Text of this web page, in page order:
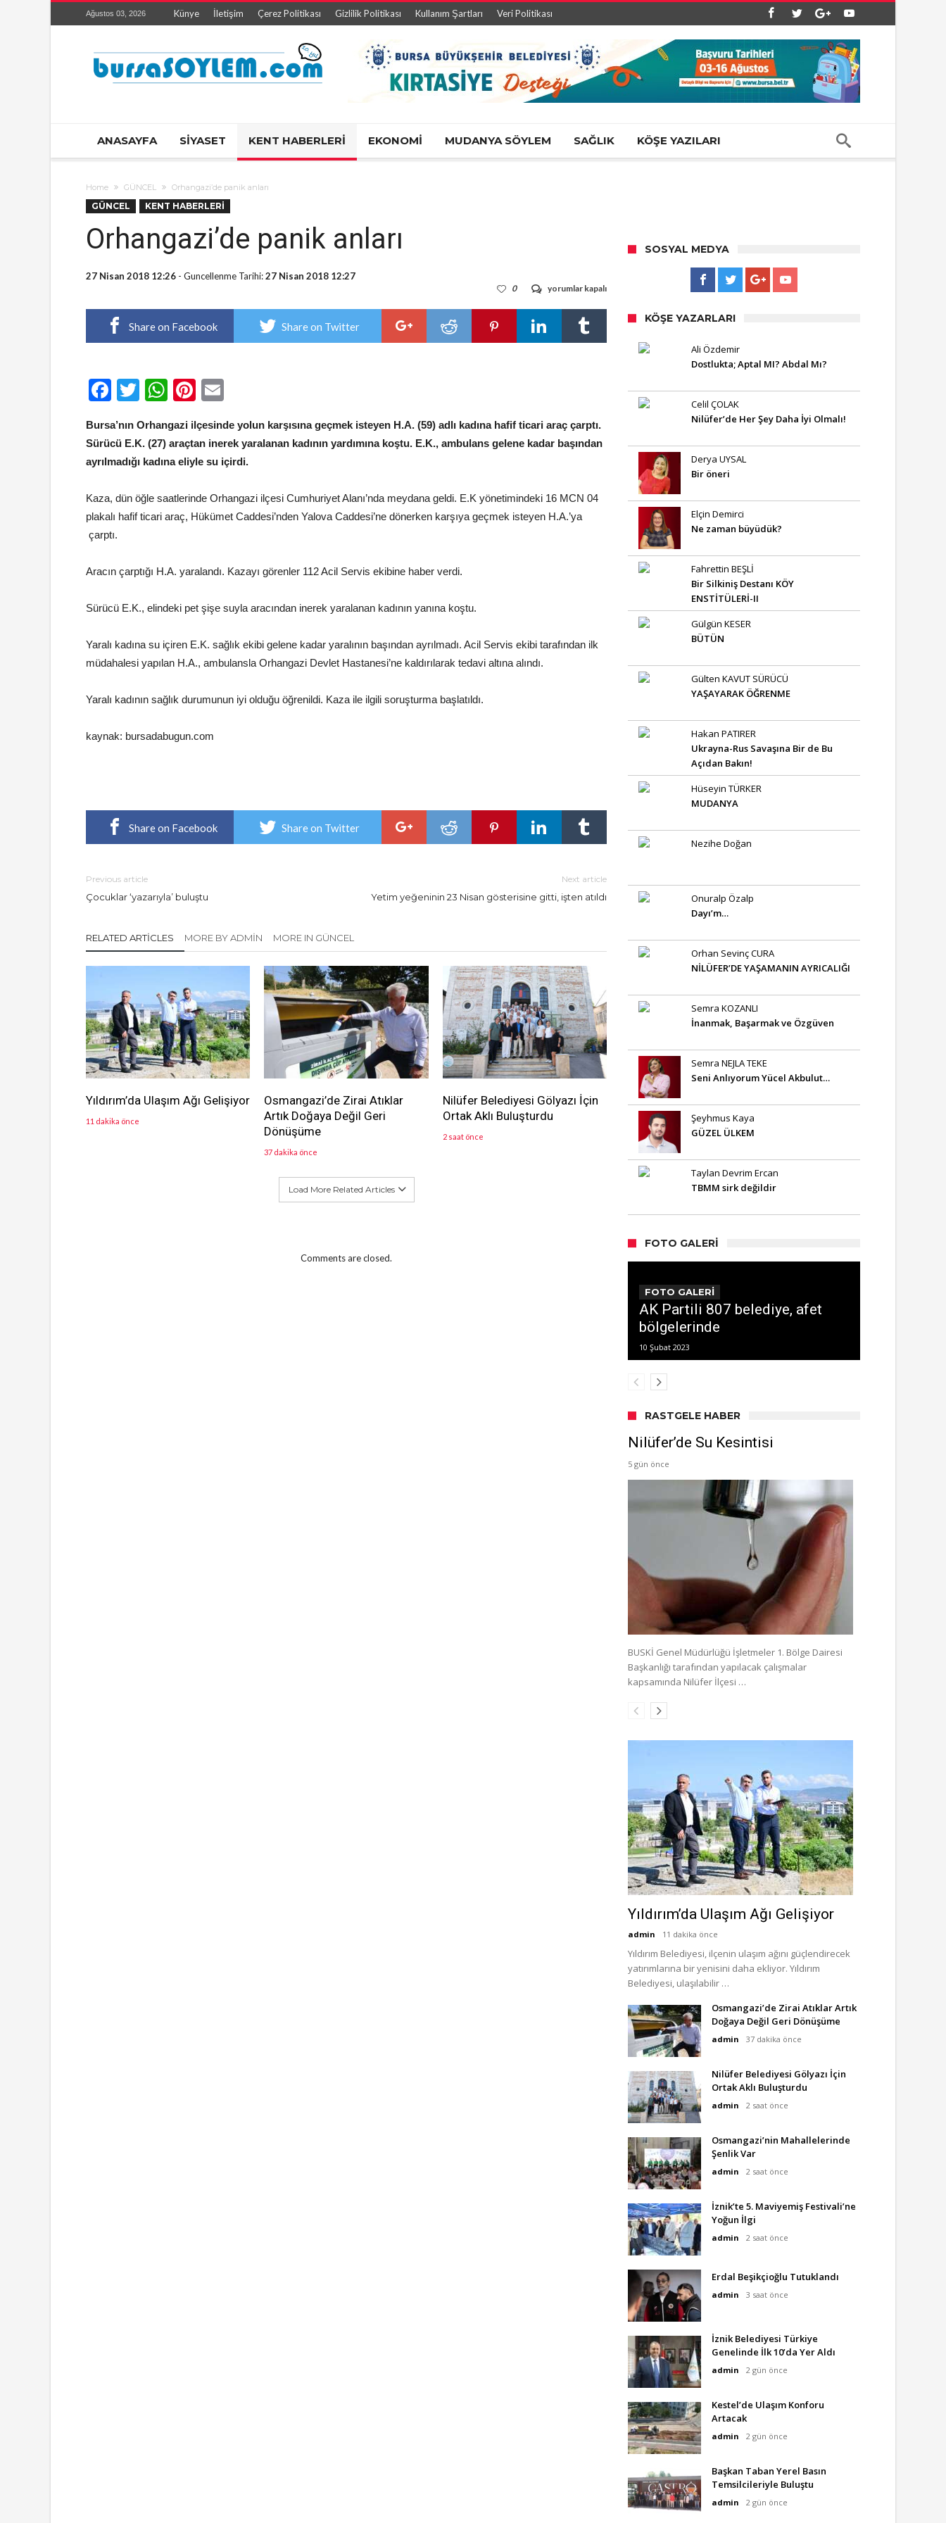
Ağustos 03, 2026 Künye İletişim Çerez Politikası Gizlilik Politikası Kullanım Şartları Veri Politikası
ANASAYFA SİYASET KENT HABERLERİ EKONOMİ MUDANYA SÖYLEM SAĞLIK KÖŞE YAZILARI
Home GÜNCEL Orhangazi’de panik anları
GÜNCEL KENT HABERLERİ
Orhangazi’de panik anları
27 Nisan 2018 12:26 - Guncellenme Tarihi:27 Nisan 2018 12:27
Orhangazi’de
anları
yorumlar kapalı
0
Share on Facebook Share on Twitter
Facebook
TwitterWhatsApp
Pinterest
Bursa’nın Orhangazi ilçesinde yolun karşısına geçmek isteyen H.A. (59) adlı kadına hafif ticari araç çarptı.
Sürücü E.K. (27) araçtan inerek yaralanan kadının yardımına koştu. E.K., ambulans gelene kadar başından
ayrılmadığı kadına eliyle su içirdi.
Kaza, dün öğle saatlerinde Orhangazi ilçesi Cumhuriyet Alanı’nda meydana geldi. E.K yönetimindeki 16 MCN 04
plakalı hafif ticari araç, Hükümet Caddesi’nden Yalova Caddesi’ne dönerken karşıya geçmek isteyen H.A.’ya
çarptı.
Aracın çarptığı H.A. yaralandı. Kazayı görenler 112 Acil Servis ekibine haber verdi.
Sürücü E.K., elindeki pet şişe suyla aracından inerek yaralanan kadının yanına koştu.
Yaralı kadına su içiren E.K. sağlık ekibi gelene kadar yaralının başından ayrılmadı. Acil Servis ekibi tarafından ilk
müdahalesi yapılan H.A., ambulansla Orhangazi Devlet Hastanesi’ne kaldırılarak tedavi altına alındı.
Yaralı kadının sağlık durumunun iyi olduğu öğrenildi. Kaza ile ilgili soruşturma başlatıldı.
kaynak: bursadabugun.com
Share on Facebook Share on Twitter
Previous article
Çocuklar ‘yazarıyla’ buluştu
Next article
Yetim yeğeninin 23 Nisan gösterisine gitti, işten atıldı
RELATED ARTICLES MORE BY ADMIN MORE IN GÜNCEL
Yıldırım’da Ulaşım Ağı Gelişiyor
11 dakika önce
Osmangazi’de Zirai Atıklar
Artık Doğaya Değil Geri
Dönüşüme
37 dakika önce
Nilüfer Belediyesi Gölyazı İçin
Ortak Aklı Buluşturdu
2 saat önce
Load More Related Articles
Comments are closed.
SOSYAL MEDYA
KÖŞE YAZARLARI
Ali Özdemir
Dostlukta; Aptal MI? Abdal Mı?
Celil ÇOLAK
Nilüfer’de Her Şey Daha İyi Olmalı!
Derya UYSAL
Bir öneri
Elçin Demirci
Ne zaman büyüdük?
Fahrettin BEŞLİ
Bir Silkiniş Destanı KÖY
ENSTİTÜLERİ-II
Gülgün KESER
BÜTÜN
Gülten KAVUT SÜRÜCÜ
YAŞAYARAK ÖĞRENME
Hakan PATIRER
Ukrayna-Rus Savaşına Bir de Bu
Açıdan Bakın!
Hüseyin TÜRKER
MUDANYA
Nezihe Doğan
Onuralp Özalp
Dayı’m…
Orhan Sevinç CURA
NİLÜFER’DE YAŞAMANIN AYRICALIĞI
Semra KOZANLI
İnanmak, Başarmak ve Özgüven
Semra NEJLA TEKE
Seni Anlıyorum Yücel Akbulut…
Şeyhmus Kaya
GÜZEL ÜLKEM
Taylan Devrim Ercan
TBMM sirk değildir
FOTO GALERI
FOTO GALERİ
AK Partili 807 belediye, afet
bölgelerinde
10 Şubat 2023
RASTGELE HABER
Nilüfer’de Su Kesintisi
5 gün önce
BUSKİ Genel Müdürlüğü İşletmeler 1. Bölge Dairesi
Başkanlığı tarafından yapılacak çalışmalar
kapsamında Nilüfer İlçesi …
Yıldırım’da Ulaşım Ağı Gelişiyor
admin 11 dakika önce
Yıldırım Belediyesi, ilçenin ulaşım ağını güçlendirecek
yatırımlarına bir yenisini daha ekliyor. Yıldırım
Belediyesi, ulaşılabilir …
Osmangazi’de Zirai Atıklar Artık
Doğaya Değil Geri Dönüşüme
admin 37 dakika önce
Nilüfer Belediyesi Gölyazı İçin
Ortak Aklı Buluşturdu
admin 2 saat önce
Osmangazi’nin Mahallelerinde
Şenlik Var
admin 2 saat önce
İznik’te 5. Maviyemiş Festivali’ne
Yoğun İlgi
admin 2 saat önce
Erdal Beşikçioğlu Tutuklandı
admin 3 saat önce
İznik Belediyesi Türkiye
Genelinde İlk 10’da Yer Aldı
admin 2 gün önce
Kestel’de Ulaşım Konforu
Artacak
admin 2 gün önce
Başkan Taban Yerel Basın
Temsilcileriyle Buluştu
admin 2 gün önce